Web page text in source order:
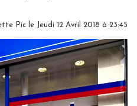
Pic le Jeudi 12 Avril 2018 à 23:45